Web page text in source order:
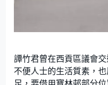
譚竹君曾在西貢區議會
不便人士的生活質素，